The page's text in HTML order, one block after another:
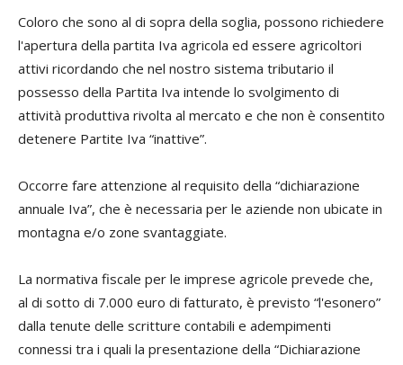
Coloro che sono al di sopra della soglia, possono richiedere
l'apertura della partita Iva agricola ed essere agricoltori
attivi ricordando che nel nostro sistema tributario il
possesso della Partita Iva intende lo svolgimento di
attività produttiva rivolta al mercato e che non è consentito
detenere Partite Iva “inattive”.
Occorre fare attenzione al requisito della “dichiarazione
annuale Iva”, che è necessaria per le aziende non ubicate in
montagna e/o zone svantaggiate.
La normativa fiscale per le imprese agricole prevede che,
al di sotto di 7.000 euro di fatturato, è previsto “l'esonero”
dalla tenute delle scritture contabili e adempimenti
connessi tra i quali la presentazione della “Dichiarazione